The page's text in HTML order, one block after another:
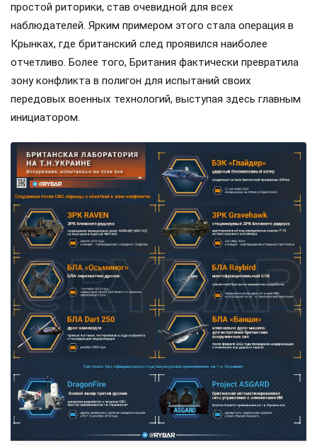
простой риторики, став очевидной для всех
наблюдателей. Ярким примером этого стала операция в
Крынках, где британский след проявился наиболее
отчетливо. Более того, Британия фактически превратила
зону конфликта в полигон для испытаний своих
передовых военных технологий, выступая здесь главным
инициатором.